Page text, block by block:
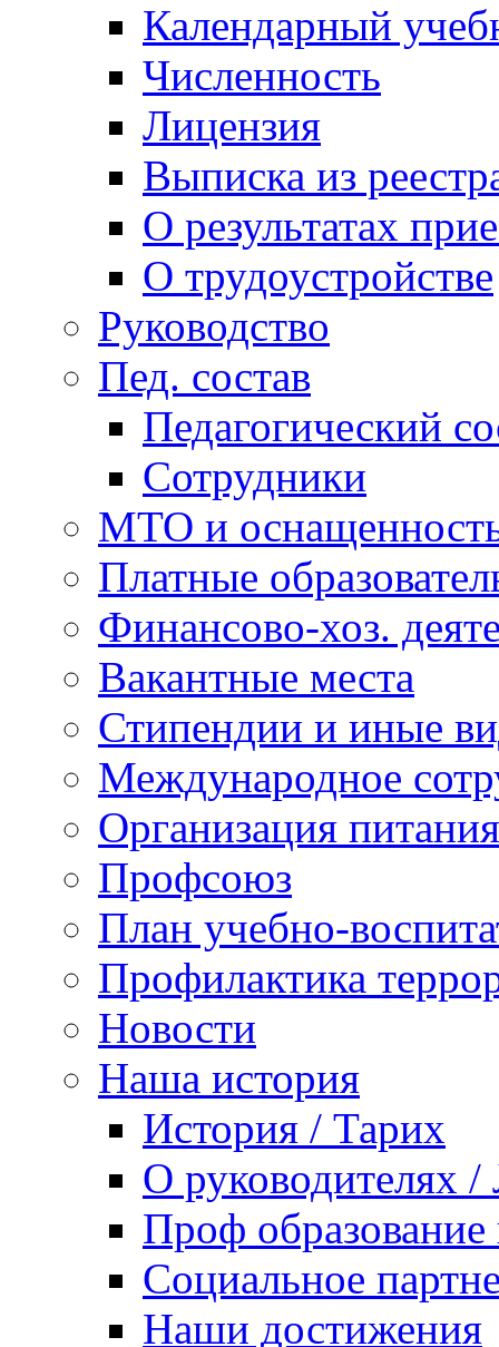
Календарный
Численность
Лицензия
Выписка из
О результатах
О трудоустройстве
Руководство
Пед. состав
Педагогический
Сотрудники
МТО и
Платные
Финансово-хоз.
Вакантные места
Стипендии и иные
Международное
Организация
Профсоюз
План учебно-
Профилактика
Новости
Наша история
История / Тарих
О руководителях /
Проф образование
Социальное
Наши достижения